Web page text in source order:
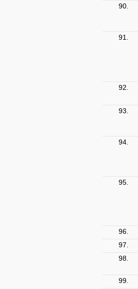
90.
91.
92.
93.
94.
95.
96.
97.
98.
99.